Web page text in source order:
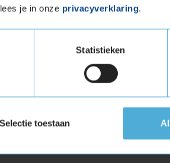
je in onze privacyverklaring.
Statistieken
Selectie toestaan
voor een langere
groeven wat zorgt
aquaplaning wordt
wordt behouden.
hoger
aan het